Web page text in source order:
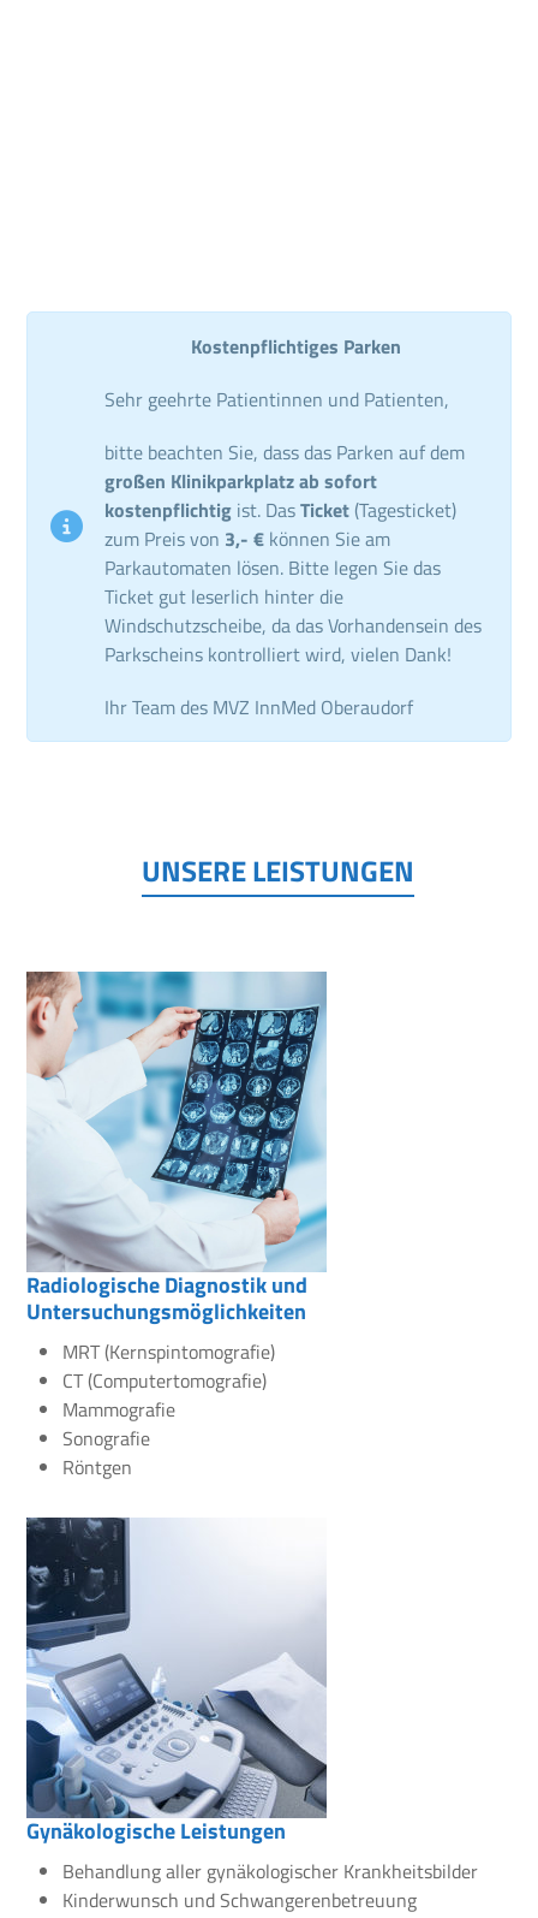
Kostenpflichtiges Parken
Sehr geehrte Patientinnen und Patienten,
bitte beachten Sie, dass das Parken auf dem
großen Klinikparkplatz ab sofort
kostenpflichtig ist. DasTicket (Tagesticket)
zum Preis von 3,- € können Sie am
Parkautomaten lösen. Bitte legen Sie das
Ticket gut leserlich hinter die
Windschutzscheibe, da das Vorhandensein des
Parkscheins kontrolliert wird, vielen Dank!
Ihr Team des MVZ InnMed Oberaudorf
UNSERE LEISTUNGEN
Radiologische Diagnostik und
Untersuchungsmöglichkeiten
MRT (Kernspintomografie)
CT (Computertomografie)
Mammografie
Sonografie
Röntgen
Gynäkologische Leistungen
Behandlung aller gynäkologischer Krankheitsbilder
Kinderwunsch und Schwangerenbetreuung